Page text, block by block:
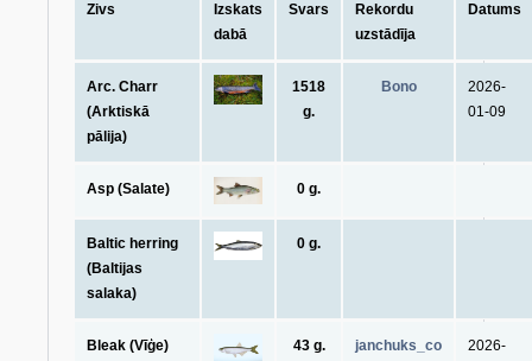
Zivs
Izskats
dabā
Svars
Rekordu
uzstādīja
Datums
Arc. Charr
(Arktiskā
pālija)
1518
g.
Bono
2026-
01-09
Asp (Salate) 0 g.
Baltic herring
(Baltijas
salaka)
0 g.
Bleak (Vīģe) 43 g. janchuks_co
2026-